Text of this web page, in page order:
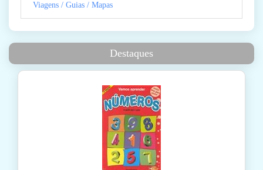
Viagens / Guias / Mapas
Destaques